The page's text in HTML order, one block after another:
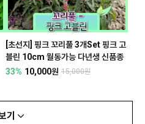
[초선지] 핑크 꼬리풀 3개Set 핑크 고
블린 10cm 월동가능 다년생 신품종
33% 10,000원 15,000원
기